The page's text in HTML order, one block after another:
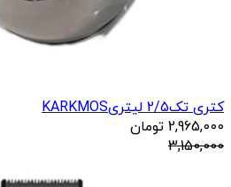
کتری تک2/5 لیتریKARKMOS
2,965,000 تومان
3,150,000